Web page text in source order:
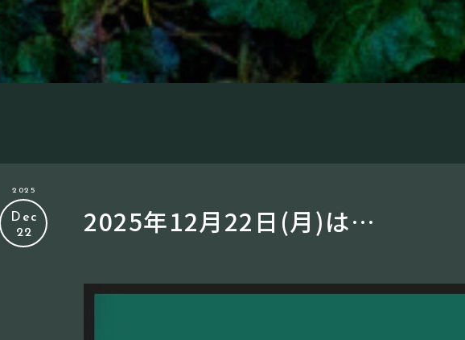
2025
Dec
22
2025年12月22日(月)は…